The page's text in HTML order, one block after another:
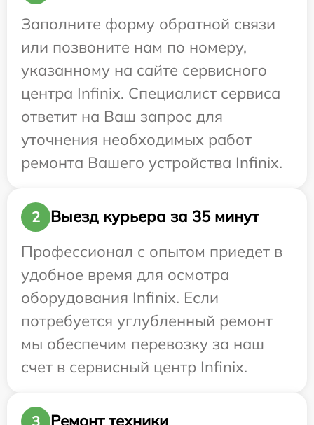
Заполните форму обратной связи
или позвоните нам по номеру,
указанному на сайте сервисного
центра Infinix. Специалист сервиса
ответит на Ваш запрос для
уточнения необходимых работ
ремонта Вашего устройства Infinix.
2
Выезд курьера за 35 минут
Профессионал с опытом приедет в
удобное время для осмотра
оборудования Infinix. Если
потребуется углубленный ремонт
мы обеспечим перевозку за наш
счет в сервисный центр Infinix.
3 Ремонт техники